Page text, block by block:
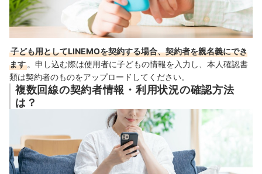
子ども用としてLINEMOを契約する場合、契約者を親名義にでき
ます 。申し込む際は使用者に子どもの情報を入力し、本人確認書
類は契約者のものをアップロードしてください。
複数回線の契約者情報・利用状況の確認方法
は？